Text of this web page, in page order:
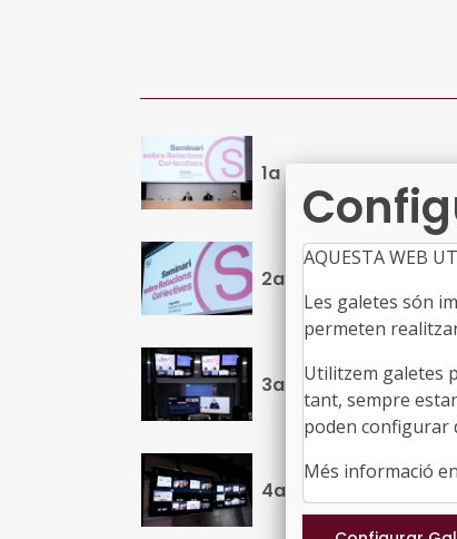
1a sessió. 29 de
2a sessió. 27
3a sessió. 17 de
4a sessió. 15 de
AQUESTA WEB
Les galetes són
permeten
Utilitzem galetes
tant, sempre
poden configurar
Més informació